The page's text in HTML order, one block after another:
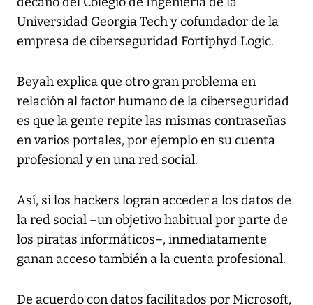
Universidad Georgia Tech y cofundador de la
empresa de ciberseguridad Fortiphyd Logic.
Beyah explica que otro gran problema en
relación al factor humano de la ciberseguridad
es que la gente repite las mismas contraseñas
en varios portales, por ejemplo en su cuenta
profesional y en una red social.
Así, si los hackers logran acceder a los datos de
la red social –un objetivo habitual por parte de
los piratas informáticos–, inmediatamente
ganan acceso también a la cuenta profesional.
De acuerdo con datos facilitados por Microsoft,